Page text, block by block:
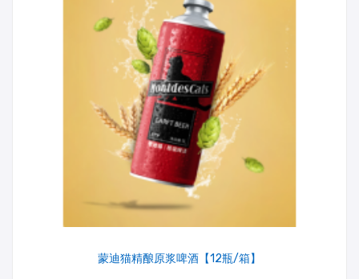
蒙迪猫精酿原浆啤酒【12瓶/箱】